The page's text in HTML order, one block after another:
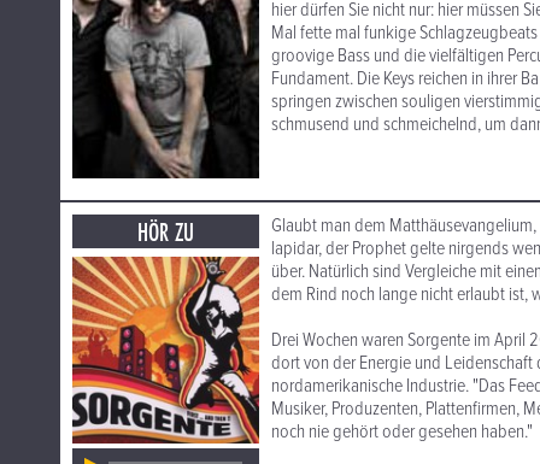
hier dürfen Sie nicht nur: hier müssen
Mal fette mal funkige
groovige Bass und die vielfältigen
Fundament. Die Keys reichen in ihrer
springen zwischen souligen
schmusend und schmeichelnd, um
HÖR ZU
Glaubt man dem
lapidar, der Prophet gelte nirgends
über. Natürlich sind Vergleiche mit
dem Rind noch lange nicht erlaubt ist,
Drei Wochen waren Sorgente im April
dort von der Energie und
nordamerikanische Industrie. "Das
Musiker, Produzenten, Plattenfirmen,
noch nie gehört oder gesehen haben."